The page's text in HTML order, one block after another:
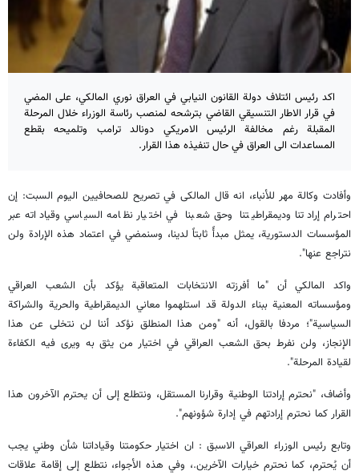
اكد رئيس ائتلاف دولة القانون النيابي في العراق نوري المالكي، على المضي
في قرار الاطار التنسيقي القاضي بترشحه لمنصب رئاسة الوزراء خلال المرحلة
المقبلة رغم مخالفة الرئيس الامريكي دونالد ترامب وتلميحه بقطع
المساعدات الى العراق في حال تنفيذه هذا القرار.
وأفادت وكالة مهر للأنباء، انه قال المالکی في تصريح للصحافيين اليوم السبت: إن
احترام إرادتنا وديمقراطيتنا وحق شعبنا في اختيار نظامه السياسي وقياداته عبر
المؤسسات الدستورية، يمثل مبدأً ثابتاً لدينا، وسنمضي في اعتماد هذه الإرادة ولن
نتراجع عنها".
واكد المالكي أن "ما أفرزته الانتخابات المتعاقبة يؤكد بأن الشعب العراقي
ومؤسساته المعنية ببناء الدولة قد استلهموا معاني الديمقراطية والحرية والشراكة
السياسية"؛ مردفا بالقول، أنه "ومن هذا المنطلق نؤكد أننا لن نتخلى عن هذا
الإنجاز، ولن نفرط بحق الشعب العراقي في اختيار من يثق به ويرى فيه الكفاءة
لقيادة المرحلة".
وأضاف، "نحترم إرادتنا الوطنية وقرارنا المستقل، ونتطلع إلى أن يحترم الآخرون هذا
القرار كما نحترم إرادتهم في إدارة شؤونهم".
وتابع رئيس الوزراء العراقي الاسبق : ان اختيار حكومتنا وقياداتنا شأن وطني يجب
أن يُحترم، كما نحترم خيارات الآخرين.، وفي هذه الأجواء، نتطلع إلى إقامة علاقات